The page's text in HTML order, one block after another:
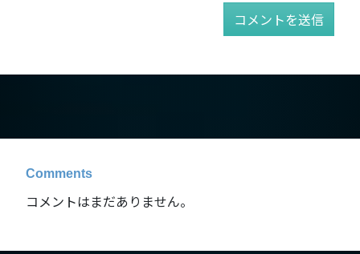
Comments
コメントはまだありません。